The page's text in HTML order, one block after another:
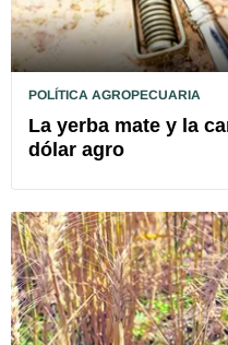
POLÍTICA AGROPECUARIA
La yerba mate y la
dólar agro